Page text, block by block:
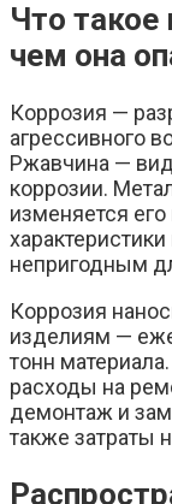
Что такое
чем она
Коррозия —
агрессивного
Ржавчина —
коррозии.
изменяется
непригодным
Коррозия
изделиям —
тонн
расходы на
демонтаж и
также затраты